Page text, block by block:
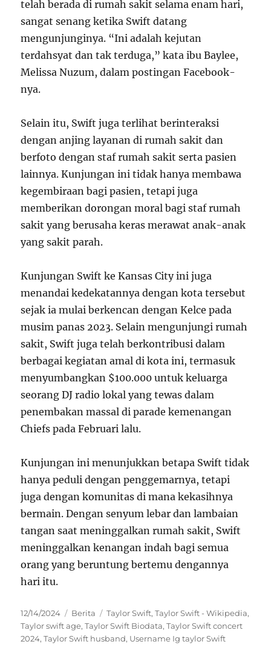
telah berada di rumah sakit selama enam hari,
sangat senang ketika Swift datang
mengunjunginya. “Ini adalah kejutan
terdahsyat dan tak terduga,” kata ibu Baylee,
Melissa Nuzum, dalam postingan Facebook-
nya.
Selain itu, Swift juga terlihat berinteraksi
dengan anjing layanan di rumah sakit dan
berfoto dengan staf rumah sakit serta pasien
lainnya. Kunjungan ini tidak hanya membawa
kegembiraan bagi pasien, tetapi juga
memberikan dorongan moral bagi staf rumah
sakit yang berusaha keras merawat anak-anak
yang sakit parah.
Kunjungan Swift ke Kansas City ini juga
menandai kedekatannya dengan kota tersebut
sejak ia mulai berkencan dengan Kelce pada
musim panas 2023. Selain mengunjungi rumah
sakit, Swift juga telah berkontribusi dalam
berbagai kegiatan amal di kota ini, termasuk
menyumbangkan $100.000 untuk keluarga
seorang DJ radio lokal yang tewas dalam
penembakan massal di parade kemenangan
Chiefs pada Februari lalu.
Kunjungan ini menunjukkan betapa Swift tidak
hanya peduli dengan penggemarnya, tetapi
juga dengan komunitas di mana kekasihnya
bermain. Dengan senyum lebar dan lambaian
tangan saat meninggalkan rumah sakit, Swift
meninggalkan kenangan indah bagi semua
orang yang beruntung bertemu dengannya
hari itu.
Posted
on
12/14/2024 Categories
Berita Tags
Taylor Swift,Taylor Swift - Wikipedia,
Taylor swift age,Taylor Swift Biodata,Taylor Swift concert
2024,Taylor Swift husband, Username Ig taylor Swift